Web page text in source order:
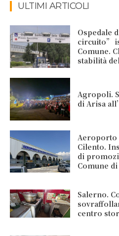
ULTIMI ARTICOLI
Ospedale
circuito”
Comune.
stabilità
Agropoli.
di Arisa
Aeroporto
Cilento.
di
Comune
Salerno.
centro